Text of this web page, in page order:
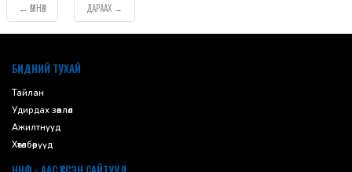
← ӨМНӨХ ДАРААХ →
БИДНИЙ ТУХАЙ
Тайлан
Удирдах зөвлөл
Ажилтнууд
Хөтөлбөрүүд